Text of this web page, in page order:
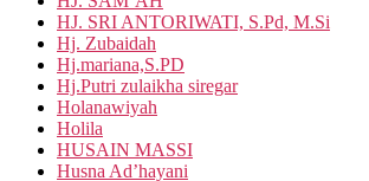
HJ. SRI ANTORIWATI, S.Pd, M.Si
Hj. Zubaidah
Hj.mariana,S.PD
Hj.Putri zulaikha siregar
Holanawiyah
Holila
HUSAIN MASSI
Husna Ad’hayani